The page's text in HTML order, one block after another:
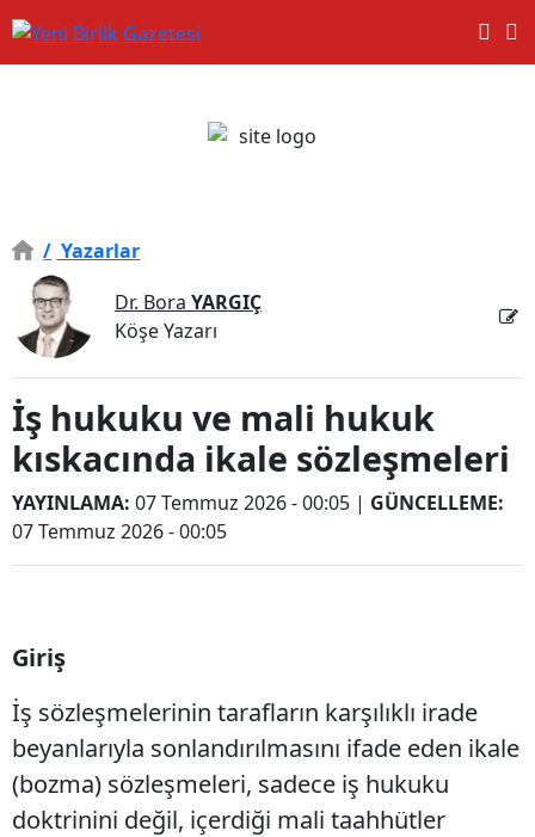
/ Yazarlar
Dr. Bora YARGIÇ
Köşe Yazarı
İş hukuku ve mali hukuk
kıskacında ikale sözleşmeleri
YAYINLAMA: 07 Temmuz 2026 - 00:05 | GÜNCELLEME:
07 Temmuz 2026 - 00:05
Giriş
İş sözleşmelerinin tarafların karşılıklı irade
beyanlarıyla sonlandırılmasını ifade eden ikale
(bozma) sözleşmeleri, sadece iş hukuku
doktrinini değil, içerdiği mali taahhütler